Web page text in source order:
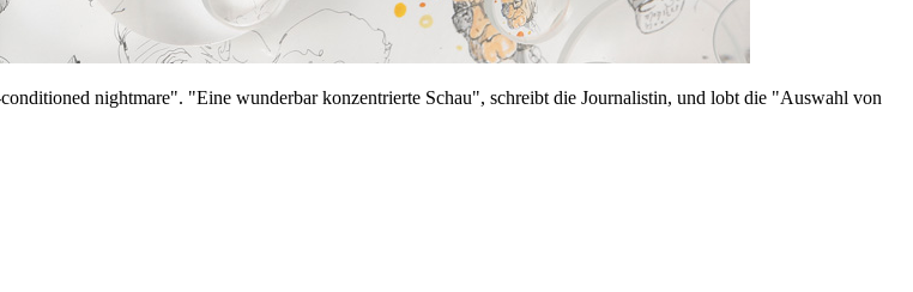
nightmare". "Eine wunderbar konzentrierte Schau", schreibt die Journalistin, und lobt die "Auswahl von